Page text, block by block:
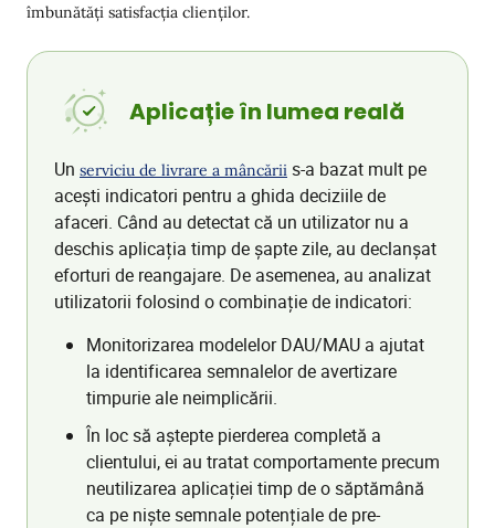
îmbunătăți satisfacția clienților.
Aplicație în lumea reală
Un serviciu de livrare a mâncării s-a bazat mult pe
acești indicatori pentru a ghida deciziile de
afaceri. Când au detectat că un utilizator nu a
deschis aplicația timp de șapte zile, au declanșat
eforturi de reangajare. De asemenea, au analizat
utilizatorii folosind o combinație de indicatori:
Monitorizarea modelelor DAU/MAU a ajutat
la identificarea semnalelor de avertizare
timpurie ale neimplicării.
În loc să aștepte pierderea completă a
clientului, ei au tratat comportamente precum
neutilizarea aplicației timp de o săptămână
ca pe niște semnale potențiale de pre-